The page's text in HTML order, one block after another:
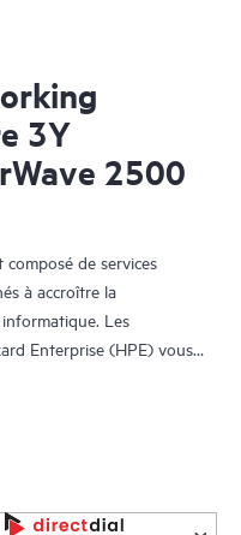
3Y
2500
de services
à accroître la
Les
Enterprise (HPE) vous
les problèmes
Foundation Care, le service